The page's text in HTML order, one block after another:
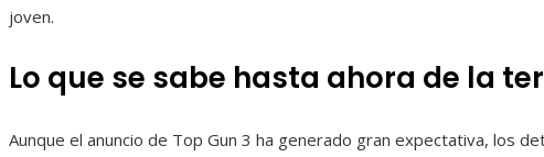
joven.
Lo que se sabe hasta ahora de la
Aunque el anuncio de Top Gun 3 ha generado gran expectativa, los